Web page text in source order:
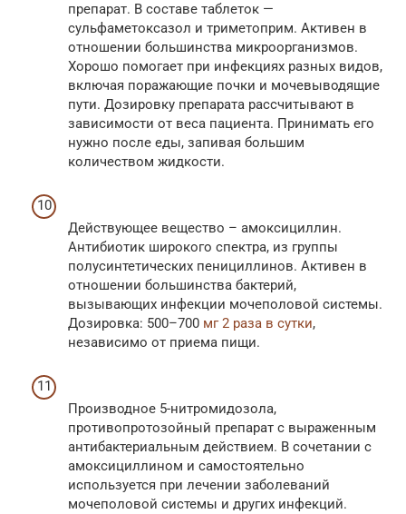
препарат. В составе таблеток —
сульфаметоксазол и триметоприм. Активен в
отношении большинства микроорганизмов.
Хорошо помогает при инфекциях разных видов,
включая поражающие почки и мочевыводящие
пути. Дозировку препарата рассчитывают в
зависимости от веса пациента. Принимать его
нужно после еды, запивая большим
количеством жидкости.
Действующее вещество – амоксициллин.
Антибиотик широкого спектра, из группы
полусинтетических пенициллинов. Активен в
отношении большинства бактерий,
вызывающих инфекции мочеполовой системы.
Дозировка: 500–700 мг 2 раза в сутки,
независимо от приема пищи.
Производное 5-нитромидозола,
противопротозойный препарат с выраженным
антибактериальным действием. В сочетании с
амоксициллином и самостоятельно
используется при лечении заболеваний
мочеполовой системы и других инфекций.